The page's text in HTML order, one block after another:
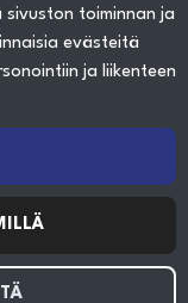
toiminnan ja
evästeitä
ja liikenteen